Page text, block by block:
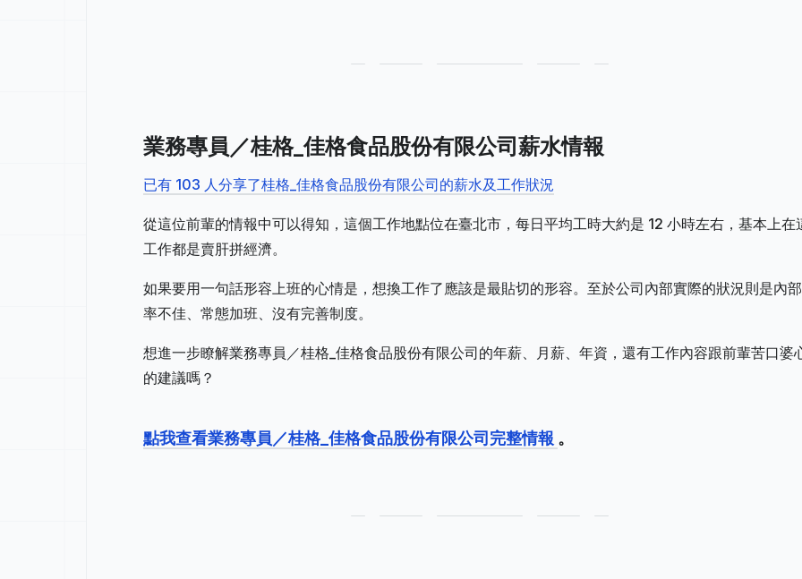
業務專員／桂格_佳格食品股份有限公司薪水情報
已有 103 人分享了桂格_佳格食品股份有限公司的薪水及工作狀況
從這位前輩的情報中可以得知，這個工作地點位在臺北市，每日平均工時大約是 12 小時左右，基本上在
工作都是賣肝拼經濟。
如果要用一句話形容上班的心情是，想換工作了應該是最貼切的形容。至於公司內部實際的狀況則是內
率不佳、常態加班、沒有完善制度。
想進一步瞭解業務專員／桂格_佳格食品股份有限公司的年薪、月薪、年資，還有工作內容跟前輩苦口婆
的建議嗎？
點我查看業務專員／桂格_佳格食品股份有限公司完整情報 。